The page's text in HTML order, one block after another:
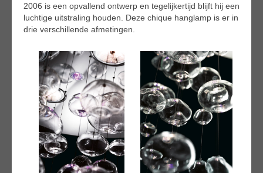
2006 is een opvallend ontwerp en tegelijkertijd blijft hij een
luchtige uitstraling houden. Deze chique hanglamp is er in
drie verschillende afmetingen.